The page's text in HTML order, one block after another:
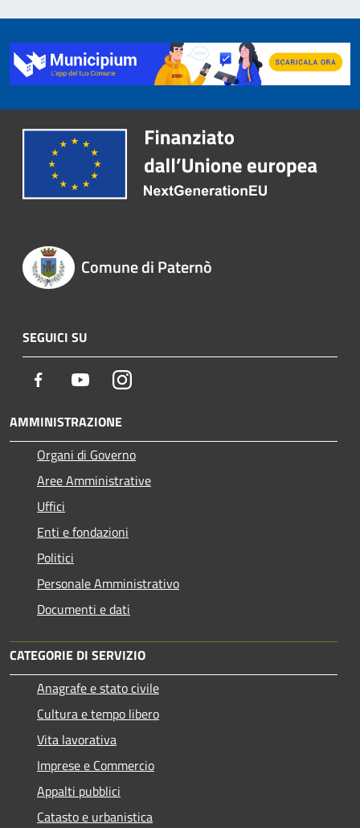
Comune di Paternò
SEGUICI SU
Facebook YoutubeInstagram
AMMINISTRAZIONE
Organi di Governo
Aree Amministrative
Uffici
Enti e fondazioni
Politici
Personale Amministrativo
Documenti e dati
CATEGORIE DI SERVIZIO
Anagrafe e stato civile
Cultura e tempo libero
Vita lavorativa
Imprese e Commercio
Appalti pubblici
Catasto e urbanistica